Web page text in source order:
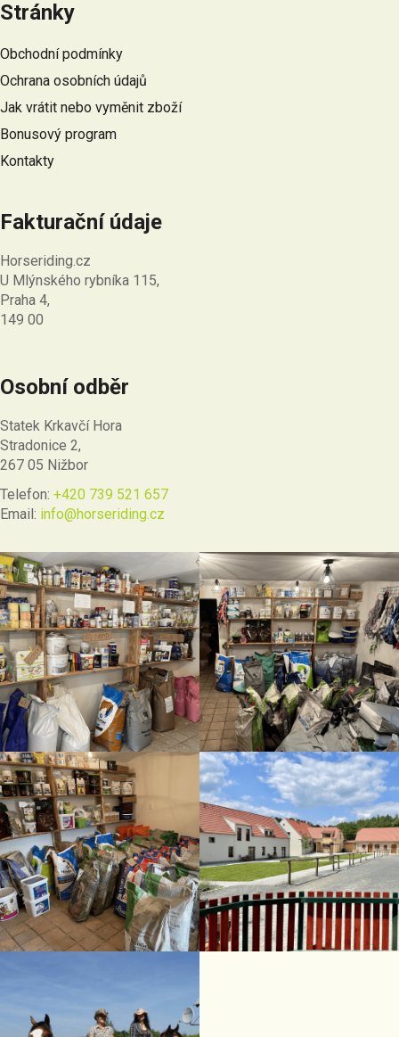
p
a
í
Stránky
Obchodní podmínky
Ochrana osobních údajů
Jak vrátit nebo vyměnit zboží
Bonusový program
Kontakty
Fakturační údaje
Horseriding.cz
U Mlýnského rybníka 115,
Praha 4,
149 00
Osobní odběr
Statek Krkavčí Hora
Stradonice 2,
267 05 Nižbor
Telefon: +420 739 521 657
Email: info@horseriding.cz